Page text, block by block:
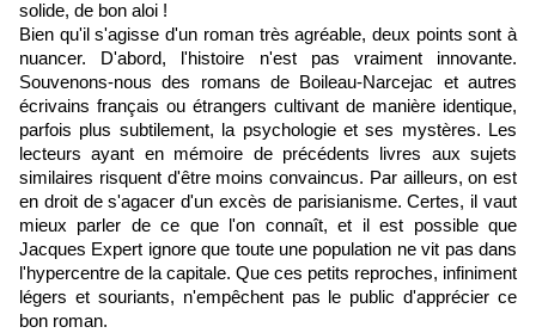
solide, de bon aloi !
Bien qu'il s'agisse d'un roman très agréable, deux points sont à
nuancer. D'abord, l'histoire n'est pas vraiment innovante.
Souvenons-nous des romans de Boileau-Narcejac et autres
écrivains français ou étrangers cultivant de manière identique,
parfois plus subtilement, la psychologie et ses mystères. Les
lecteurs ayant en mémoire de précédents livres aux sujets
similaires risquent d'être moins convaincus. Par ailleurs, on est
en droit de s'agacer d'un excès de parisianisme. Certes, il vaut
mieux parler de ce que l'on connaît, et il est possible que
Jacques Expert ignore que toute une population ne vit pas dans
l'hypercentre de la capitale. Que ces petits reproches, infiniment
légers et souriants, n'empêchent pas le public d'apprécier ce
bon roman.